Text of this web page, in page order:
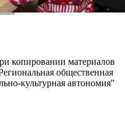
материалов
общественная
культурная автономия"